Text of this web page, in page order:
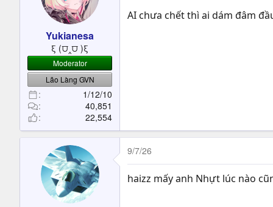
Yukianesa
ξ (⩌‸⩌ )ξ
Moderator
Lão Làng GVN
1/12/10
40,851
22,554
AI chưa chết thì ai dám đâm
9/7/26
haizz mấy anh Nhựt lúc nào